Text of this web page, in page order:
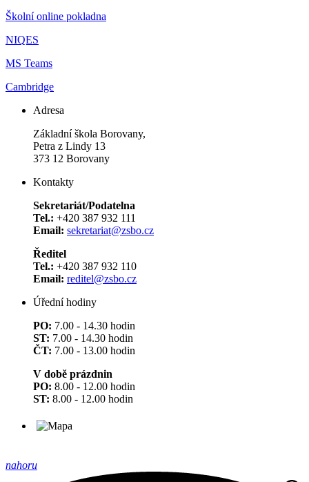
Školní online pokladna
NIQES
MS Teams
Cambridge
Adresa
Základní škola Borovany,
Petra z Lindy 13
373 12 Borovany
Kontakty
Sekretariát/Podatelna
Tel.: +420 387 932 111
Email: sekretariat@zsbo.cz
Ředitel
Tel.: +420 387 932 110
Email: reditel@zsbo.cz
Úřední hodiny
PO: 7.00 - 14.30 hodin
ST: 7.00 - 14.30 hodin
ČT: 7.00 - 13.00 hodin
V době prázdnin
PO: 8.00 - 12.00 hodin
ST: 8.00 - 12.00 hodin
nahoru